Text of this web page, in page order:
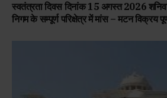
स्वतंत्रता दिवस दिनांक 15 अगस्त 2026
निगम के सम्पूर्ण परिक्षेत्र में मांस – मटन विक्रय